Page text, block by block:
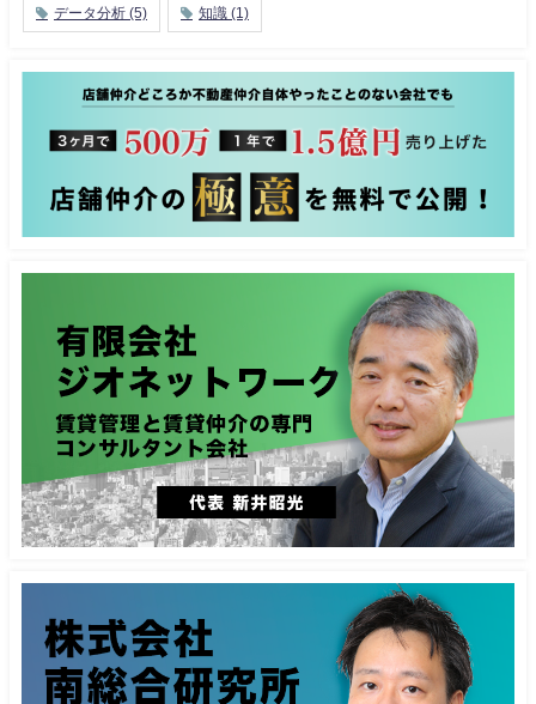
データ分析 (5) 知識 (1)